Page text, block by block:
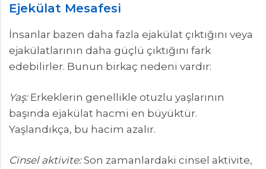
Ejekülat Mesafesi
İnsanlar bazen daha fazla ejakülat çıktığını veya
ejakülatlarının daha güçlü çıktığını fark
edebilirler. Bunun birkaç nedeni vardır:
Yaş:Erkeklerin genellikle otuzlu yaşlarının
başında ejakülat hacmi en büyüktür.
Yaşlandıkça, bu hacim azalır.
Cinsel aktivite:Son zamanlardaki cinsel aktivite,